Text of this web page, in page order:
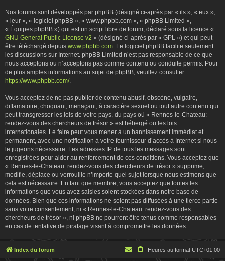
Nos forums sont développés par phpBB (désigné ci-après par « ils », « eux »,
« leur », « logiciel phpBB », « www.phpbb.com », « phpBB Limited »,
« Équipes phpBB ») qui est un script libre de forum, déclaré sous la licence «
GNU General Public License v2 » (désigné ci-après par « GPL ») et qui peut
être téléchargé depuis www.phpbb.com. Le logiciel phpBB facilite seulement
les discussions sur Internet. phpBB Limited n’est pas responsable de ce que
nous acceptons ou n’acceptons pas comme contenu ou conduite permis. Pour
de plus amples informations au sujet de phpBB, veuillez consulter :
https://www.phpbb.com/.
Vous acceptez de ne pas publier de contenu abusif, obscène, vulgaire,
diffamatoire, choquant, menaçant, à caractère sexuel ou tout autre contenu qui
peut transgresser les lois de votre pays, du pays où « Rennes-le-Chateau:
rendez-vous des chercheurs de trésor » est hébergé ou les lois
internationales. Le faire peut vous mener à un bannissement immédiat et
permanent, avec une notification à votre fournisseur d’accès à Internet si nous
le jugeons nécessaire. Les adresses IP de tous les messages sont
enregistrées pour aider au renforcement de ces conditions. Vous acceptez que
« Rennes-le-Chateau: rendez-vous des chercheurs de trésor » supprime,
modifie, déplace ou verrouille n’importe quel sujet lorsque nous estimons que
cela est nécessaire. En tant que membre, vous acceptez que toutes les
informations que vous avez saisies soient stockées dans notre base de
données. Bien que ces informations ne soient pas diffusées à une tierce partie
sans votre consentement, ni « Rennes-le-Chateau: rendez-vous des
chercheurs de trésor », ni phpBB ne pourront être tenus comme responsables
en cas de tentative de piratage visant à compromettre les données.
Index du forum Heures au format UTC+01:00